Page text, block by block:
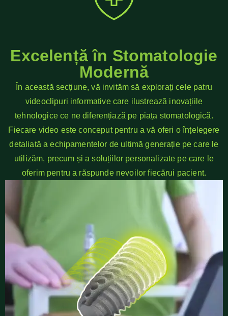
Excelență în Stomatologie
Modernă
În această secțiune, vă invităm să explorați cele patru
videoclipuri informative care ilustrează inovațiile
tehnologice ce ne diferențiază pe piața stomatologică.
Fiecare video este conceput pentru a vă oferi o înțelegere
detaliată a echipamentelor de ultimă generație pe care le
utilizăm, precum și a soluțiilor personalizate pe care le
oferim pentru a răspunde nevoilor fiecărui pacient.